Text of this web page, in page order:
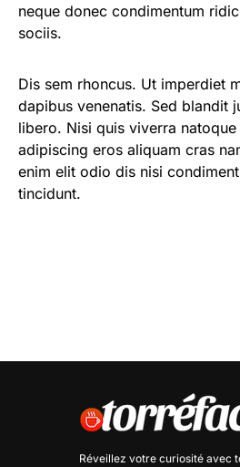
neque donec condimentum
sociis.
Dis sem rhoncus. Ut imperdiet
dapibus venenatis. Sed blandit
libero. Nisi quis viverra
adipiscing eros aliquam cras
enim elit odio dis nisi
tincidunt.
Réveillez votre curiosité avec